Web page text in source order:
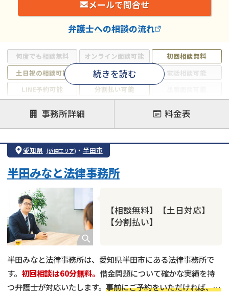
何度でも相談無料 オンライン面談可能
初回相談無料
土日祝の相談可能
19時以降電話可能
電話相談可能
LINE予約可能
分割払い可能
借金返済相談・交渉
自己破産
任意整理
個人再生
時効援用
会社破産・法人破産
住宅ローン
カードローン
続きを読む
メールで問合せ
弁護士への相談の流れ
事務所詳細 料金表
愛知県 (近隣エリア) ・ 半田市
【相談無料】【土日対応】
【分割払い】
半田みなと法律事務所
半田みなと法律事務所は、愛知県半田市にある法律事務所で
す。 初回相談は60分無料。 借金問題について確かな実績を持
つ弁護士が対応いたします。 事前にご予約をいただければ、平